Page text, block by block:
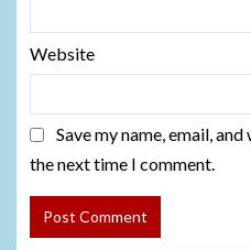
Website
Save my name, email,
the next time I comment.